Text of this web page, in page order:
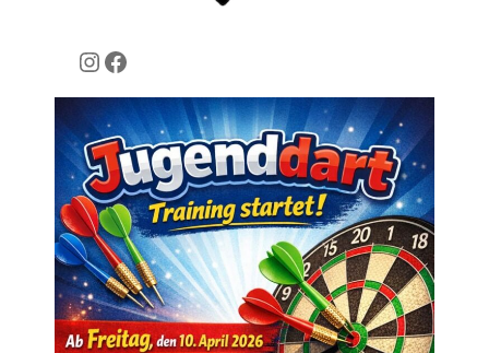
Instagram
Facebook